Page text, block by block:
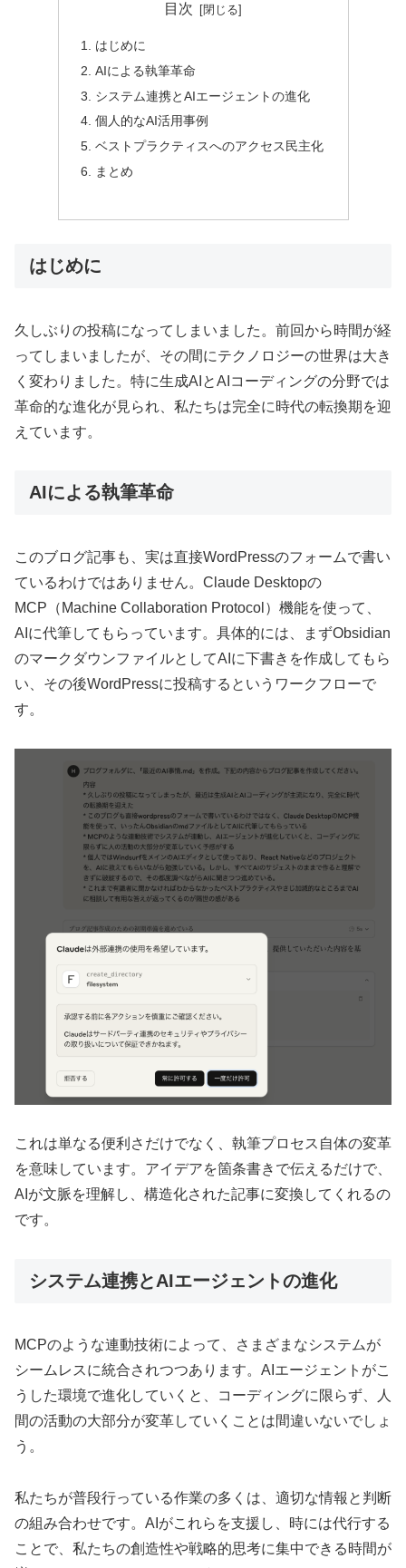
目次
はじめに
AIによる執筆革命
システム連携とAIエージェントの進化
個人的なAI活用事例
ベストプラクティスへのアクセス民主化
まとめ
はじめに
久しぶりの投稿になってしまいました。前回から時間が経
ってしまいましたが、その間にテクノロジーの世界は大き
く変わりました。特に生成AIとAIコーディングの分野では
革命的な進化が見られ、私たちは完全に時代の転換期を迎
えています。
AIによる執筆革命
このブログ記事も、実は直接WordPressのフォームで書い
ているわけではありません。Claude Desktopの
MCP（Machine Collaboration Protocol）機能を使って、
AIに代筆してもらっています。具体的には、まずObsidian
のマークダウンファイルとしてAIに下書きを作成してもら
い、その後WordPressに投稿するというワークフローで
す。
これは単なる便利さだけでなく、執筆プロセス自体の変革
を意味しています。アイデアを箇条書きで伝えるだけで、
AIが文脈を理解し、構造化された記事に変換してくれるの
です。
システム連携とAIエージェントの進化
MCPのような連動技術によって、さまざまなシステムが
シームレスに統合されつつあります。AIエージェントがこ
うした環境で進化していくと、コーディングに限らず、人
間の活動の大部分が変革していくことは間違いないでしょ
う。
私たちが普段行っている作業の多くは、適切な情報と判断
の組み合わせです。AIがこれらを支援し、時には代行する
ことで、私たちの創造性や戦略的思考に集中できる時間が